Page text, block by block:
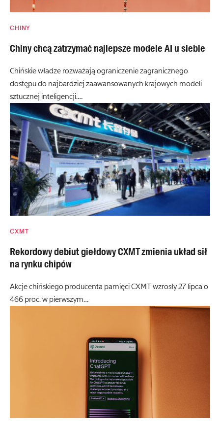
CHINY
Chiny chcą zatrzymać najlepsze modele AI u siebie
Chińskie władze rozważają ograniczenie zagranicznego
dostępu do najbardziej zaawansowanych krajowych modeli
sztucznej inteligencji.…
CXMT
Rekordowy debiut giełdowy CXMT zmienia układ sił
na rynku chipów
Akcje chińskiego producenta pamięci CXMT wzrosły 27 lipca o
466 proc. w pierwszym…